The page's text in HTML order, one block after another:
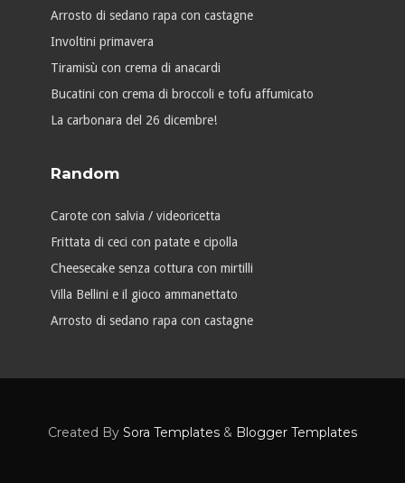
Arrosto di sedano rapa con castagne
Involtini primavera
Tiramisù con crema di anacardi
Bucatini con crema di broccoli e tofu affumicato
La carbonara del 26 dicembre!
Random
Carote con salvia / videoricetta
Frittata di ceci con patate e cipolla
Cheesecake senza cottura con mirtilli
Villa Bellini e il gioco ammanettato
Arrosto di sedano rapa con castagne
Created By Sora Templates& Blogger Templates